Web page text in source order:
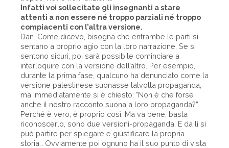
Infatti voi sollecitate gli insegnanti a stare
attenti a non essere né troppo parziali né troppo
compiacenti con l’altra versione.
Dan. Come dicevo, bisogna che entrambe le parti si
sentano a proprio agio con la loro narrazione. Se si
sentono sicuri, poi sarà possibile cominciare a
interloquire con la versione dell’altro. Per esempio,
durante la prima fase, qualcuno ha denunciato come la
versione palestinese suonasse talvolta propaganda,
ma immediatamente si è chiesto: "Non è che forse
anche il nostro racconto suona a loro propaganda?”.
Perché è vero, è proprio così. Ma va bene, basta
riconoscerlo, sono due versioni-propaganda. E da lì si
può partire per spiegare e giustificare la propria
storia… Ovviamente poi ognuno ha il suo punto di vista